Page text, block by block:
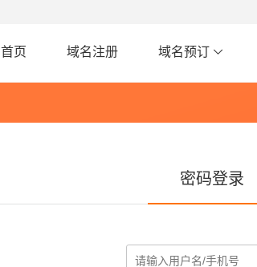
首页 域名注册 域名预订
密码登录